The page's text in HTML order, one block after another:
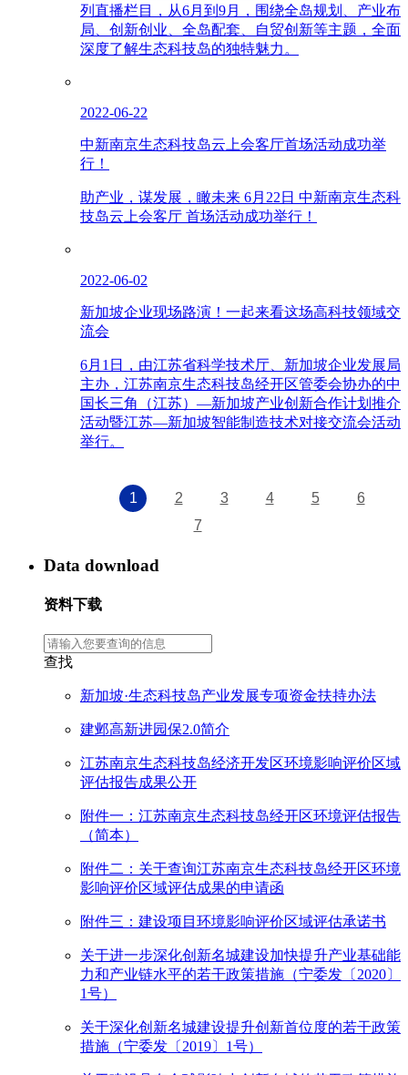
列直播栏目，从6月到9月，围绕全岛规划、产业布
局、创新创业、全岛配套、自贸创新等主题，全面
深度了解生态科技岛的独特魅力。
2022-06-22
中新南京生态科技岛云上会客厅首场活动成功举
行！
助产业，谋发展，瞰未来 6月22日 中新南京生态科
技岛云上会客厅 首场活动成功举行！
2022-06-02
新加坡企业现场路演！一起来看这场高科技领域交
流会
6月1日，由江苏省科学技术厅、新加坡企业发展局
主办，江苏南京生态科技岛经开区管委会协办的中
国长三角（江苏）—新加坡产业创新合作计划推介
活动暨江苏—新加坡智能制造技术对接交流会活动
举行。
1 2 3 4 5
6
7
Data download
资料下载
查找
新加坡·生态科技岛产业发展专项资金扶持办法
建邺高新进园保2.0简介
江苏南京生态科技岛经济开发区环境影响评价区域
评估报告成果公开
附件一：江苏南京生态科技岛经开区环境评估报告
（简本）
附件二：关于查询江苏南京生态科技岛经开区环境
影响评价区域评估成果的申请函
附件三：建设项目环境影响评价区域评估承诺书
关于进一步深化创新名城建设加快提升产业基础能
力和产业链水平的若干政策措施（宁委发〔2020〕
1号）
关于深化创新名城建设提升创新首位度的若干政策
措施（宁委发〔2019〕1号）